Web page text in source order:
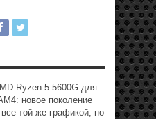
Ryzen 5 5600G для
новое поколение
той же графикой, но